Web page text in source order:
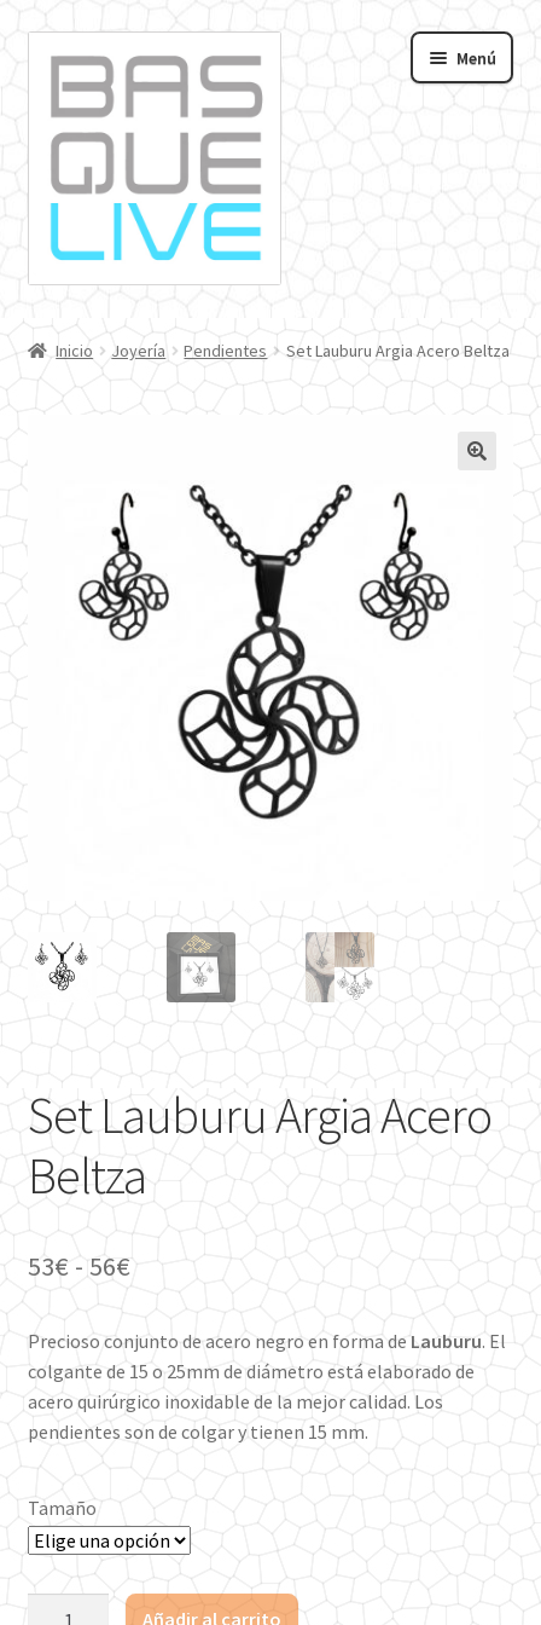
navegación
contenido
Menú
Inicio Joyería Pendientes Set Lauburu Argia Acero Beltza
Set Lauburu Argia Acero
Beltza
53€ - 56€Rango
de
precios:
desde
53€
hasta
56€
Precioso conjunto de acero negro en forma deLauburu. El
colgante de 15 o 25mm de diámetro está elaborado de
acero quirúrgico inoxidable de la mejor calidad. Los
pendientes son de colgar y tienen 15 mm.
Tamaño
Set
Añadir al carrito